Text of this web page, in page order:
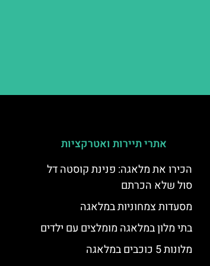
אתרי תיירות ואטרקציות
הכירו את מלאגה: פנינת קוסטה דל
סול שלא הכרתם
מסעדות צמחוניות במלאגה
בתי מלון במלאגה מומלצים עם ילדים
מלונות 5 כוכבים במלאגה